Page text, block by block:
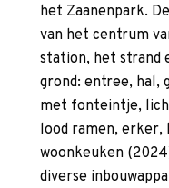
het Zaanenpark.
van het centrum
station, het strand
grond: entree, hal,
met fonteintje,
lood ramen, erker,
woonkeuken
diverse